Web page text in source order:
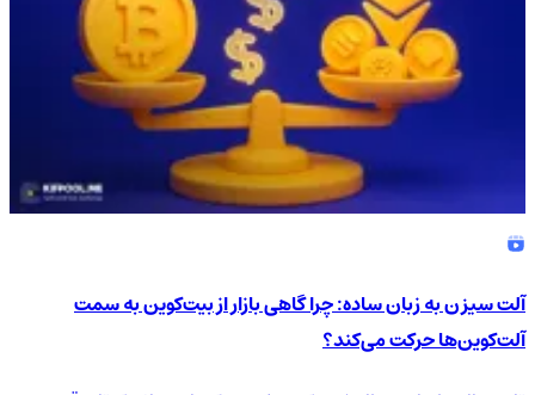
آلت سیزن به زبان ساده: چرا گاهی بازار از بیت‌کوین به سمت
آلت‌کوین‌ها حرکت می‌کند؟